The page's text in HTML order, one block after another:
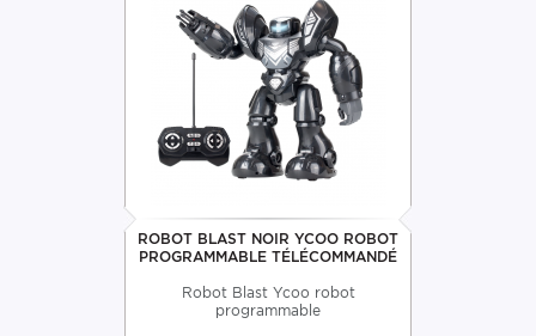
ROBOT BLAST NOIR YCOO ROBOT
PROGRAMMABLE TÉLÉCOMMANDÉ
Robot Blast Ycoo robot
programmable